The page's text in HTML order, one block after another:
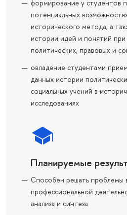
формирование у студентов
потенциальных
исторического метода, а
истории идей и понятий при
политических, правовых и
овладение студентами
данных истории
социальных учений в
исследованиях
Планируемые
Способен решать проблемы
профессиональной
анализа и синтеза